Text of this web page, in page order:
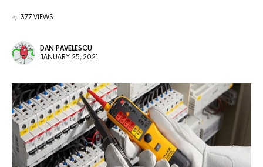
377 VIEWS
DAN PAVELESCU
JANUARY 25, 2021